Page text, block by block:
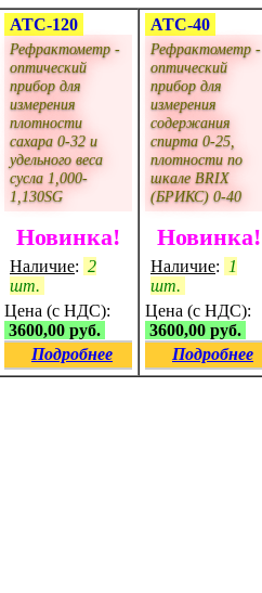
АТС-120
Рефрактометр -
оптический
прибор для
измерения
плотности
сахара 0-32 и
удельного веса
сусла 1,000-
1,130SG
Новинка!
Наличие: 2
шт.
Цена (с НДС):
3600,00 руб.
Подробнее
АТС-40
Рефрактометр -
оптический
прибор для
измерения
содержания
спирта 0-25,
плотности по
шкале BRIX
(БРИКС) 0-40
Новинка!
Наличие:
1
шт.
Цена (с НДС):
3600,00 руб.
Подробнее